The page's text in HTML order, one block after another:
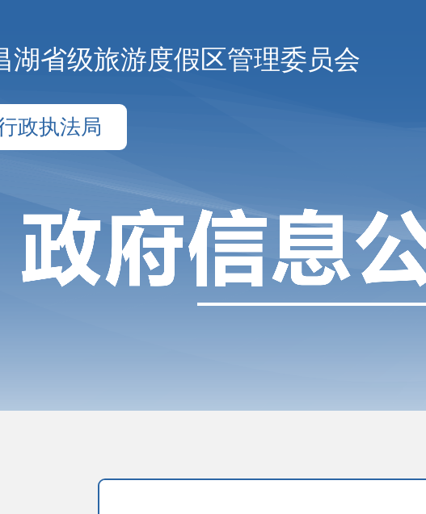
湖省级旅游度假区管理委员会
政执法局